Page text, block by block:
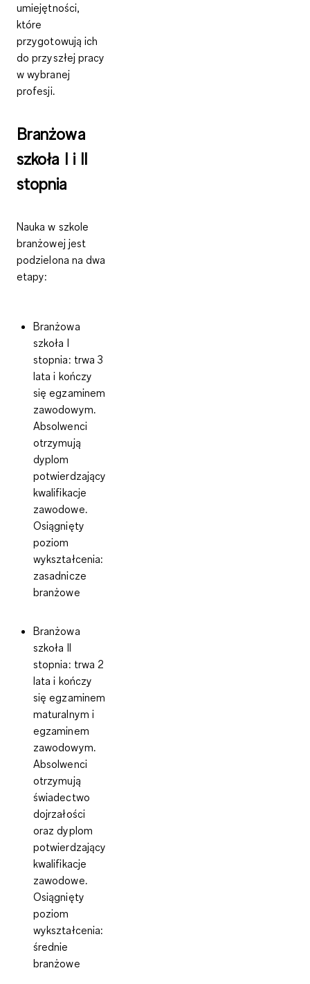
umiejętności,
które
przygotowują ich
do przyszłej pracy
w wybranej
profesji.
Branżowa
szkoła I i II
stopnia
Nauka w szkole
branżowej jest
podzielona na dwa
etapy:
Branżowa
szkoła I
stopnia: trwa 3
lata i kończy
się egzaminem
zawodowym.
Absolwenci
otrzymują
dyplom
potwierdzający
kwalifikacje
zawodowe.
Osiągnięty
poziom
wykształcenia:
zasadnicze
branżowe
Branżowa
szkoła II
stopnia: trwa 2
lata i kończy
się egzaminem
maturalnym i
egzaminem
zawodowym.
Absolwenci
otrzymują
świadectwo
dojrzałości
orazdyplom
potwierdzający
kwalifikacje
zawodowe.
Osiągnięty
poziom
wykształcenia:
średnie
branżowe